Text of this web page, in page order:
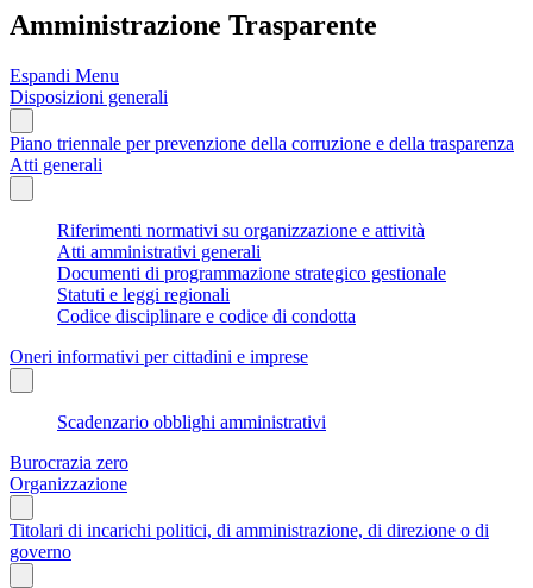
Amministrazione Trasparente
Espandi Menu
Disposizioni generali
Piano triennale per prevenzione della corruzione e della trasparenza
Atti generali
Riferimenti normativi su organizzazione e attività
Atti amministrativi generali
Documenti di programmazione strategico gestionale
Statuti e leggi regionali
Codice disciplinare e codice di condotta
Oneri informativi per cittadini e imprese
Scadenzario obblighi amministrativi
Burocrazia zero
Organizzazione
Titolari di incarichi politici, di amministrazione, di direzione o di
governo